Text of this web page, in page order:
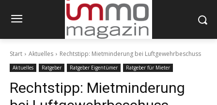
Start Aktuelles Rechtstipp: Mietminderung bei Luftgewehrbeschuss
Aktuelles Ratgeber Ratgeber Eigentümer Ratgeber für Mieter
Rechtstipp: Mietminderung